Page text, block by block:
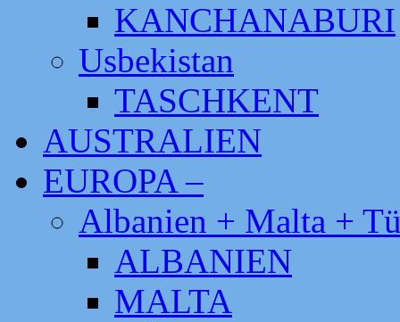
KANCHANABURI
Usbekistan
TASCHKENT
AUSTRALIEN
EUROPA –
Albanien + Malta +
ALBANIEN
MALTA